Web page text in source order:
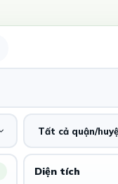
Tất cả quận/
Diện tích